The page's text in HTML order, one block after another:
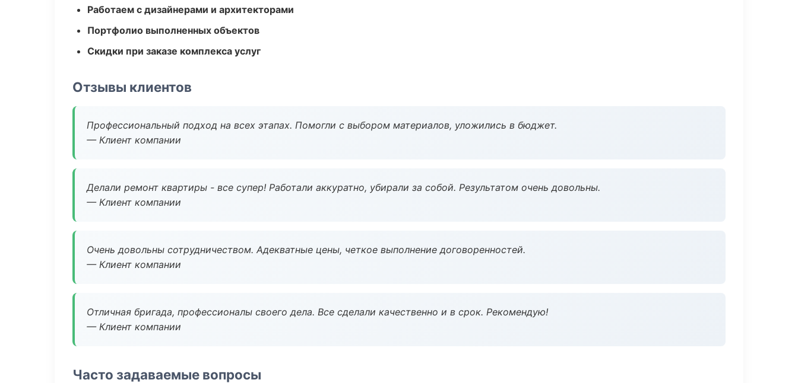
Работаем с дизайнерами и архитекторами
Портфолио выполненных объектов
Скидки при заказе комплекса услуг
Отзывы клиентов
Профессиональный подход на всех этапах. Помогли с выбором материалов, уложились в бюджет.
— Клиент компании
Делали ремонт квартиры - все супер! Работали аккуратно, убирали за собой. Результатом очень довольны.
— Клиент компании
Очень довольны сотрудничеством. Адекватные цены, четкое выполнение договоренностей.
— Клиент компании
Отличная бригада, профессионалы своего дела. Все сделали качественно и в срок. Рекомендую!
— Клиент компании
Часто задаваемые вопросы